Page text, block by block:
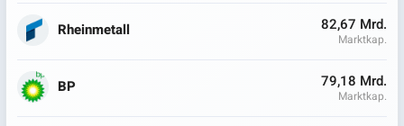
Rheinmetall 82,67 Mrd.
Marktkap.
BP 79,18 Mrd.
Marktkap.